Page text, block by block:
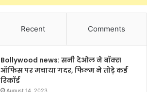
Recent Comments
Bollywood news: सनी देओल ने बॉक्स
ऑफिस पर मचाया गदर, फिल्म ने तोड़े कई
रिकॉर्ड
August 14, 2023